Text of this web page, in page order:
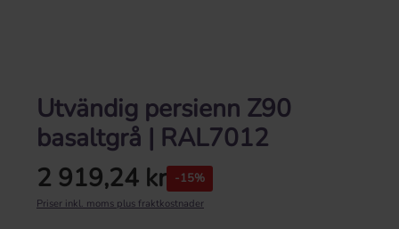
Utvändig persienn Z90
basaltgrå | RAL7012
Ordinarie pris:
2 919,24 kr -15%
Priser inkl. moms plus fraktkostnader